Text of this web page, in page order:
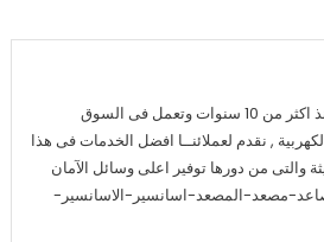
هى شركة مصرية تأسست منذ اكثر من 10 سنوات وتعمل فى السوق
, نقدم لعملائنــا افضل الخدمات فى هذا
والتى من دورها توفير اعلى وسائل الآمان
مصعد-المصعد-اسانسير-الاسانسير-